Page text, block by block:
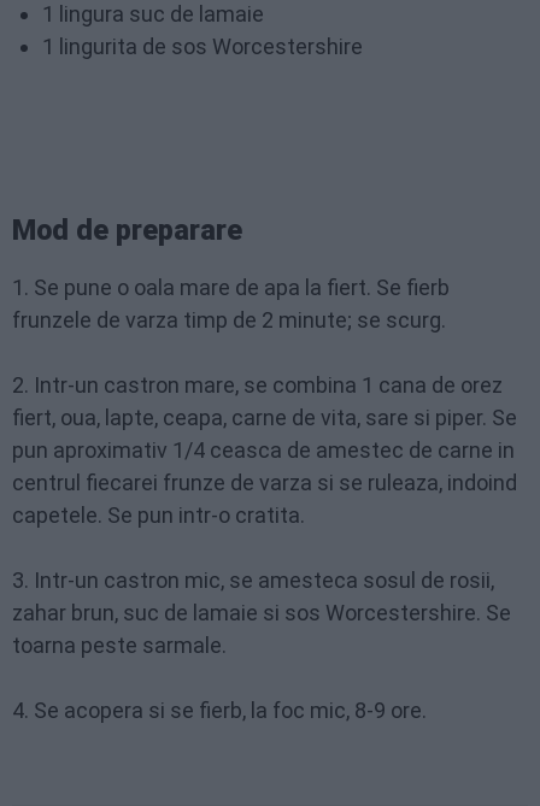
1 lingura suc de lamaie
1 lingurita de sos Worcestershire
Mod de preparare
1. Se pune o oala mare de apa la fiert. Se fierb
frunzele de varza timp de 2 minute; se scurg.
2. Intr-un castron mare, se combina 1 cana de orez
fiert, oua, lapte, ceapa, carne de vita, sare si piper. Se
pun aproximativ 1/4 ceasca de amestec de carne in
centrul fiecarei frunze de varza si se ruleaza, indoind
capetele. Se pun intr-o cratita.
3. Intr-un castron mic, se amesteca sosul de rosii,
zahar brun, suc de lamaie si sos Worcestershire. Se
toarna peste sarmale.
4. Se acopera si se fierb, la foc mic, 8-9 ore.